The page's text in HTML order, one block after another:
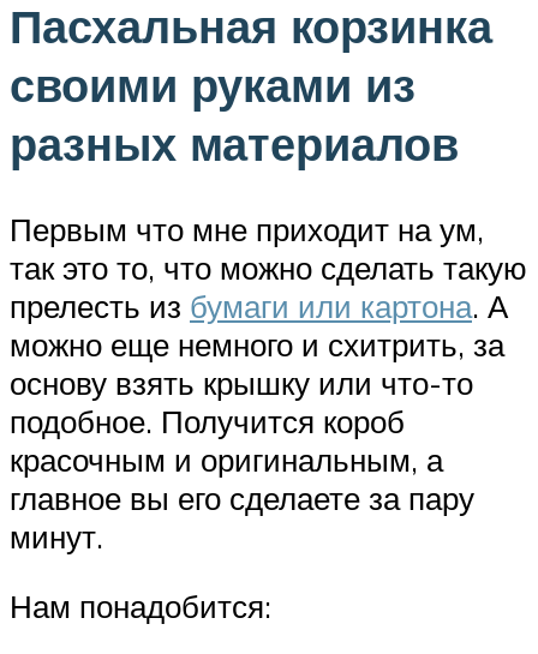
Пасхальная корзинка
своими руками из
разных материалов
Первым что мне приходит на ум,
так это то, что можно сделать такую
прелесть из бумаги или картона. А
можно еще немного и схитрить, за
основу взять крышку или что-то
подобное. Получится короб
красочным и оригинальным, а
главное вы его сделаете за пару
минут.
Нам понадобится: